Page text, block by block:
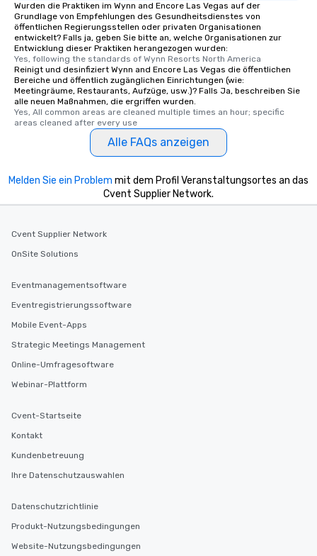
Wurden die Praktiken im Wynn and Encore Las Vegas auf der
Grundlage von Empfehlungen des Gesundheitsdienstes von
öffentlichen Regierungsstellen oder privaten Organisationen
entwickelt? Falls ja, geben Sie bitte an, welche Organisationen zur
Entwicklung dieser Praktiken herangezogen wurden:
Yes, following the standards of Wynn Resorts North America
Reinigt und desinfiziert Wynn and Encore Las Vegas die öffentlichen
Bereiche und öffentlich zugänglichen Einrichtungen (wie:
Meetingräume, Restaurants, Aufzüge, usw.)? Falls Ja, beschreiben Sie
alle neuen Maßnahmen, die ergriffen wurden.
Yes, All common areas are cleaned multiple times an hour; specific
areas cleaned after every use
Alle FAQs anzeigen
Melden Sie ein Problem mit dem Profil Veranstaltungsortes an das
Cvent Supplier Network.
Cvent Supplier Network
OnSite Solutions
Eventmanagementsoftware
Eventregistrierungssoftware
Mobile Event-Apps
Strategic Meetings Management
Online-Umfragesoftware
Webinar-Plattform
Cvent-Startseite
Kontakt
Kundenbetreuung
Ihre Datenschutzauswahlen
Datenschutzrichtlinie
Produkt-Nutzungsbedingungen
Website-Nutzungsbedingungen